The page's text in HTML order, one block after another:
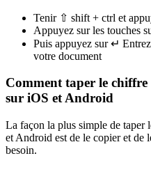
Tenir ⇧ shift + ctrl et
Appuyez sur les touches
Puis appuyez sur ↵
votre document
Comment taper le
sur iOS et Android
La façon la plus simple de
et Android est de le copier et de
besoin.